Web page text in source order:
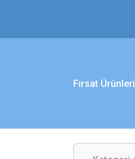
Fırsat Ürünleri